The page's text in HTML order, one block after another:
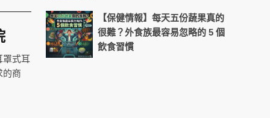
罩式耳
的商
【保健情報】每天五份蔬果真的
很難？外食族最容易忽略的 5 個
飲食習慣